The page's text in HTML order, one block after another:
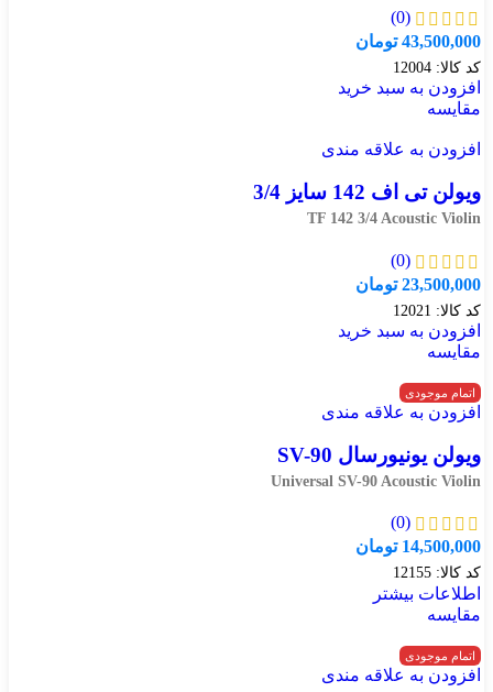
(0)
43,500,000 تومان
کد کالا: 12004
افزودن به سبد خرید
مقایسه
افزودن به علاقه مندی
ویولن تی اف 142 سایز 3/4
TF 142 3/4 Acoustic Violin
(0)
23,500,000 تومان
کد کالا: 12021
افزودن به سبد خرید
مقایسه
اتمام موجودی
افزودن به علاقه مندی
ویولن یونیورسال SV-90
Universal SV-90 Acoustic Violin
(0)
14,500,000 تومان
کد کالا: 12155
اطلاعات بیشتر
مقایسه
اتمام موجودی
افزودن به علاقه مندی